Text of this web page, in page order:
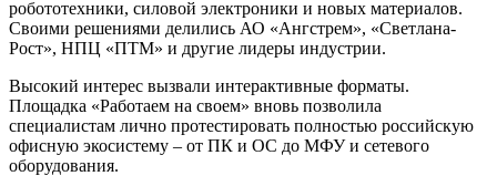
робототехники, силовой электроники и новых материалов.
Своими решениями делились АО «Ангстрем», «Светлана-
Рост», НПЦ «ПТМ» и другие лидеры индустрии.
Высокий интерес вызвали интерактивные форматы.
Площадка «Работаем на своем» вновь позволила
специалистам лично протестировать полностью российскую
офисную экосистему – от ПК и ОС до МФУ и сетевого
оборудования.